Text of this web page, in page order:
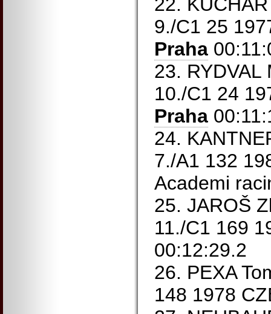
22.
9./C1 25
Praha
23. RYDVAL
10./C1 24
Praha
24.
7./A1 132
Academi
25. JAROŠ
11./C1 169
00:12:29.2
26. PEXA
148 1978